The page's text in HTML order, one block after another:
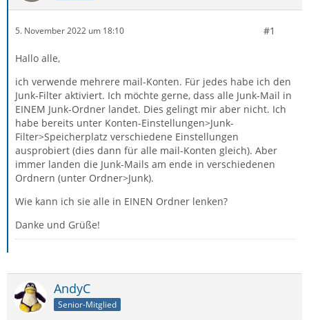
5. November 2022 um 18:10 #1
Hallo alle,
ich verwende mehrere mail-Konten. Für jedes habe ich den
Junk-Filter aktiviert. Ich möchte gerne, dass alle Junk-Mail in
EINEM Junk-Ordner landet. Dies gelingt mir aber nicht. Ich
habe bereits unter Konten-Einstellungen>Junk-
Filter>Speicherplatz verschiedene Einstellungen
ausprobiert (dies dann für alle mail-Konten gleich). Aber
immer landen die Junk-Mails am ende in verschiedenen
Ordnern (unter Ordner>Junk).
Wie kann ich sie alle in EINEN Ordner lenken?
Danke und Grüße!
AndyC
Senior-Mitglied